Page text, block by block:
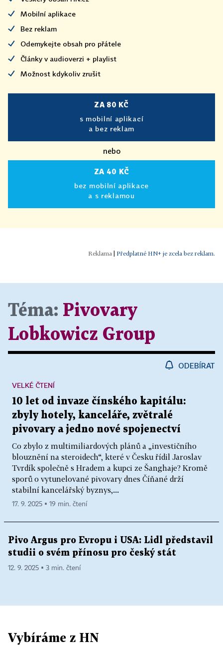
Mobilní aplikace
Bez reklam
Odemykejte obsah pro přátele
Články v audioverzi + playlist
Možnost kdykoliv zrušit
ZA 80 KČ
s mobilní aplikací
a bez reklam
nebo
ZA 40 KČ
bez mobilní aplikace
a s reklamou
Předplatné HN+ je zcela bez reklam.
Téma: Pivovary
Lobkowicz Group
ODEBÍRAT
10 let od invaze čínského kapitálu:
zbyly hotely, kanceláře, zvětralé
pivovary a jedno nové spojenectví
Co zbylo z multimiliardových plánů a „investičního
blouznění na steroidech“, které v Česku řídil Jaroslav
Tvrdík společně s Hradem a kupci ze Šanghaje? Kromě
sporů o vytunelované pivovary dnes Číňané drží
stabilní kancelářský byznys,...
VELKÉ ČTENÍ
17. 9. 2025 ▪ 19 min. čtení
Pivo Argus pro Evropu i USA: Lidl představil
studii o svém přínosu pro český stát
12. 9. 2025 ▪ 3 min. čtení
Vybíráme z HN